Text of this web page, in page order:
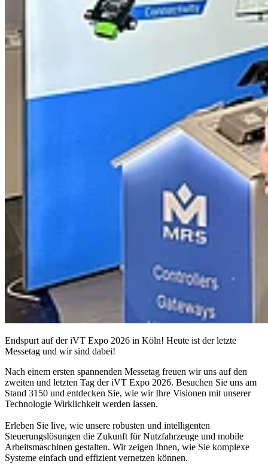
Endspurt auf der iVT Expo 2026 in Köln! Heute ist der letzte
Messetag und wir sind dabei!
Nach einem ersten spannenden Messetag freuen wir uns auf den
zweiten und letzten Tag der iVT Expo 2026. Besuchen Sie uns am
Stand 3150 und entdecken Sie, wie wir Ihre Visionen mit unserer
Technologie Wirklichkeit werden lassen.
Erleben Sie live, wie unsere robusten und intelligenten
Steuerungslösungen die Zukunft für Nutzfahrzeuge und mobile
Arbeitsmaschinen gestalten. Wir zeigen Ihnen, wie Sie komplexe
Systeme einfach und effizient vernetzen können.